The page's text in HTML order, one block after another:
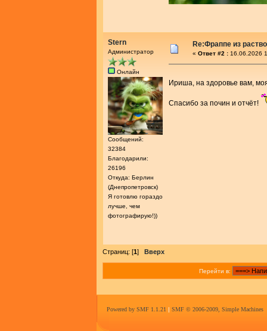
Stern
Администратор
Онлайн
Сообщений:
32384
Благодарили:
26196
Откуда: Берлин
(Днепропетровск)
Я готовлю гораздо
лучше, чем
фотографирую!))
Re:Фраппе из
« Ответ #2 : 16.06.2026
Ириша, на здоровье вам,
Спасибо за почин и отчёт!
Страниц: [1] Вверх
Перейти в:
Powered by SMF 1.1.21 | SMF © 2006-2009, Simple Machines